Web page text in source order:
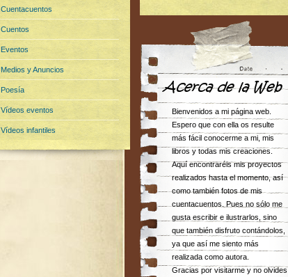
Cuentacuentos
Cuentos
Eventos
Medios y Anuncios
Poesía
Vídeos eventos
Vídeos infantiles
Bienvenidos a mi página web.
Espero que con ella os resulte
más fácil conocerme a mi, mis
libros y todas mis creaciones.
Aquí encontraréis mis proyectos
realizados hasta el momento, así
como también fotos de mis
cuentacuentos. Pues no sólo me
gusta escribir e ilustrarlos, sino
que también disfruto contándolos,
ya que así me siento más
realizada como autora.
Gracias por visitarme y no olvides